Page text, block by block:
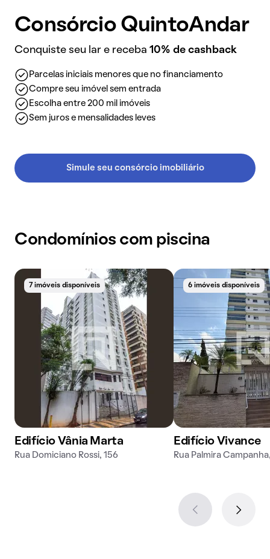
Consórcio QuintoAndar
Conquiste seu lar e receba 10% de cashback
Parcelas iniciais menores que no financiamento
Compre seu imóvel sem entrada
Escolha entre 200 mil imóveis
Sem juros e mensalidades leves
Simule seu consórcio imobiliário
Condomínios com piscina
7 imóveis disponíveis
Edifício Vânia Marta
Rua Domiciano Rossi, 156
6 imóveis disponíveis
Edifício Vivance
Rua Palmira